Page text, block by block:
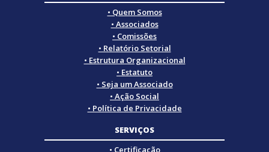
• Quem Somos
• Associados
• Comissões
• Relatório Setorial
• Estrutura Organizacional
• Estatuto
• Seja um Associado
• Ação Social
• Política de Privacidade
SERVIÇOS
• Certificação